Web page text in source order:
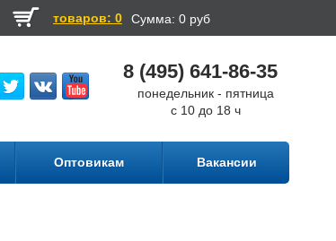
товаров: 0 Сумма: 0 руб
8 (495) 641-86-35
понедельник - пятница
с 10 до 18 ч
Оптовикам Вакансии